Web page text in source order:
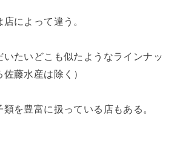
によって違う。
いたいどこも似たようなラインナッ
藤水産は除く）
を豊富に扱っている店もある。